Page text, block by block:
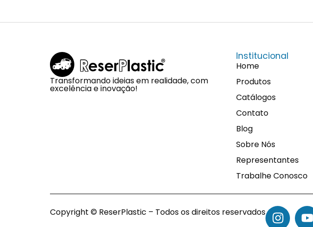
Transformando ideias em realidade, com
excelência e inovação!
Institucional
Home
Produtos
Catálogos
Contato
Blog
Sobre Nós
Representantes
Trabalhe Conosco
Copyright © ReserPlastic – Todos os direitos reservados